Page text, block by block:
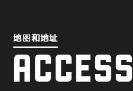
地图和地址
地图和地址
ACCESS